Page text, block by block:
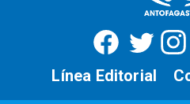
Línea Editorial